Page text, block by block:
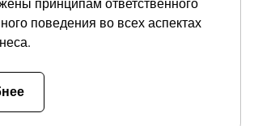
принципам ответственного
поведения во всех аспектах